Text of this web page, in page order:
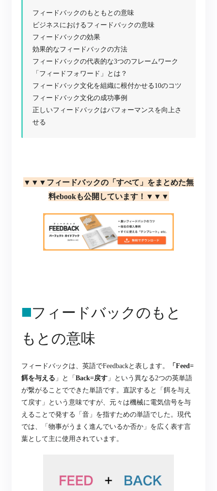
フィードバックのもともとの意味
ビジネスにおけるフィードバックの意味
フィードバックの効果
効果的なフィードバックの方法
フィードバックの代表的な3つのフレームワーク
「フィードフォワード」とは？
フィードバック文化を組織に根付かせる10のコツ
フィードバック文化の成功事例
正しいフィードバックはパフォーマンスを向上さ
せる
▼▼▼フィードバックの「すべて」をまとめた無
料ebookも公開しています！▼▼▼
◼️フィードバックのもと
もとの意味
フィードバックは、英語でFeedbackと表します。
「Feed=
餌を与える 」と「Back=戻す 」という異なる2つの英単語
が繋がることでできた単語です。 直訳すると「餌を与え
て戻す」という意味ですが、元々は機械に電気信号を与
えることで発する「音」を指すための単語でした。現代
では、「物事がうまく進んでいるか否か」を広く表す言
葉として主に使用されています。